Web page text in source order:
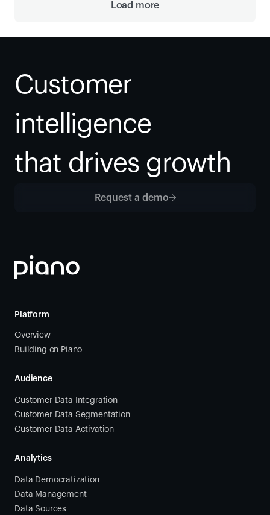
Load more
Customer
intelligence
that drives growth
Request a demo
Platform
Overview
Building on Piano
Audience
Customer Data Integration
Customer Data Segmentation
Customer Data Activation
Analytics
Data Democratization
Data Management
Data Sources